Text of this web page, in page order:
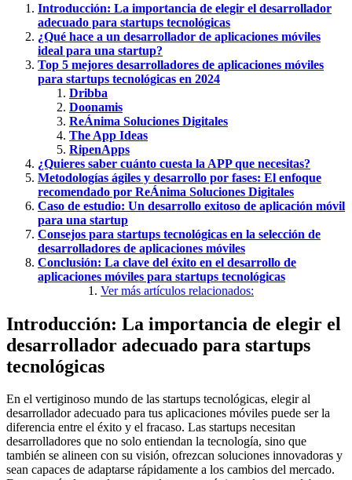
Introducción: La importancia de elegir el desarrollador
adecuado para startups tecnológicas
¿Qué hace a un desarrollador de aplicaciones móviles
ideal para una startup?
Top 5 mejores desarrolladores de aplicaciones móviles
para startups tecnológicas en 2024
Dribba
Doonamis
ReÁnima Soluciones Digitales
The App Ideas
RipenApps
¿Quieres saber cuánto cuesta la APP que necesitas?
Metodologías ágiles y desarrollo por fases: El enfoque
recomendado por ReÁnima Soluciones Digitales
Caso de estudio: Un desarrollo exitoso de aplicación móvil
para una startup
Consejos para startups tecnológicas en la selección de
desarrolladores de aplicaciones móviles
Conclusión: La clave del éxito en el desarrollo de
aplicaciones móviles para startups tecnológicas
Ver más artículos relacionados:
Introducción: La importancia de elegir el
desarrollador adecuado para startups
tecnológicas
En el vertiginoso mundo de las startups tecnológicas, elegir al
desarrollador adecuado para tus aplicaciones móviles puede ser la
diferencia entre el éxito y el fracaso. Las startups necesitan
desarrolladores que no solo entiendan la tecnología, sino que
también se alineen con su visión, ofrezcan soluciones innovadoras y
sean capaces de adaptarse rápidamente a los cambios del mercado.